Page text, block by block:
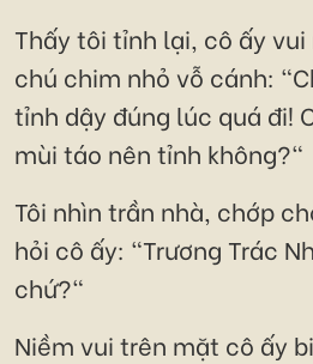
Thấy tôi tỉnh lại, cô ấy
chú chim nhỏ vỗ cánh:
tỉnh dậy đúng lúc quá đi!
mùi táo nên tỉnh không?"
Tôi nhìn trần nhà, chớp
hỏi cô ấy: "Trương Trác
chứ?"
Niềm vui trên mặt cô ấy